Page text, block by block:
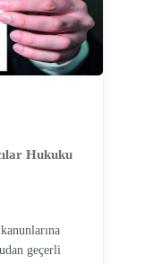
Hukuku
geçerli